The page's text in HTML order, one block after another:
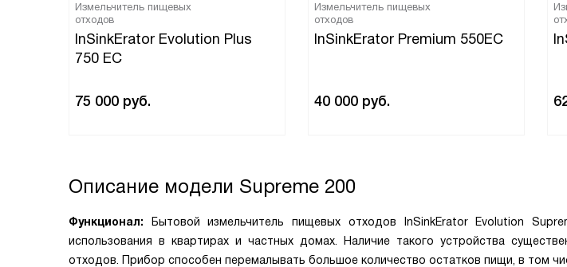
Измельчитель пищевых
отходов
InSinkErator Evolution Plus
750 EC
75 000 руб.
Измельчитель пищевых
отходов
InSinkErator Premium 550EC
40 000 руб.
Описание модели Supreme 200
Функционал: Бытовой измельчитель пищевых отходов InSinkErator Evolution
использования в квартирах и частных домах. Наличие такого устройства
отходов. Прибор способен перемалывать большое количество остатков пищи, в том